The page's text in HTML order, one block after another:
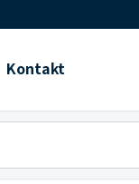
Kontakt